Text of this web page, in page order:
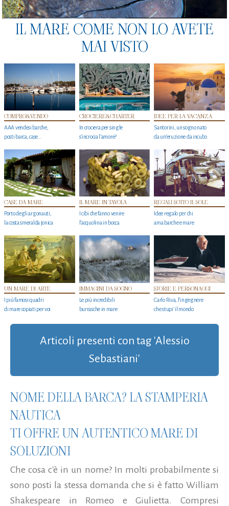
IL MARE COME NON LO AVETE
MAI VISTO
COMPRO&VENDO
AAA vendesi barche,
posti barca, case…
CROCIERE&CHARTER
In crociera per single
s'incrocia l’amore?
IDEE PER LA VACANZA
Santorini, un sogno nato
da un’eruzione da incubo
CASE DA MARE
Porto degli argonauti,
la costa smeralda jonica
IL MARE IN TAVOLA
I cibi che fanno venire
l’acquolina in bocca
REGALI SOTTO IL SOLE
Idee regalo per chi
ama barche e mare
UN MARE DI ARTE
I più famosi quadri
di mare copiati per voi
IMMAGINI DA SOGNO
Le più incredibili
burrasche in mare
STORIE E PERSONAGGI
Carlo Riva, l’ingegnere
che stupi' il mondo
Articoli presenti con tag 'Alessio
Sebastiani'
NOME DELLA BARCA? LA STAMPERIA
NAUTICA
TI OFFRE UN AUTENTICO MARE DI
SOLUZIONI
Che cosa c'è in un nome? In molti probabilmente si
sono posti la stessa domanda che si è fatto William
Shakespeare in Romeo e Giulietta. Compresi